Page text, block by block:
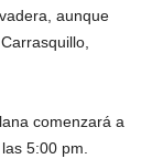
aunque
comenzará a
5:00 pm.